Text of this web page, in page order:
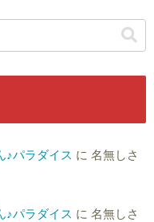
パラダイス に 名無しさ
パラダイス に 名無しさ